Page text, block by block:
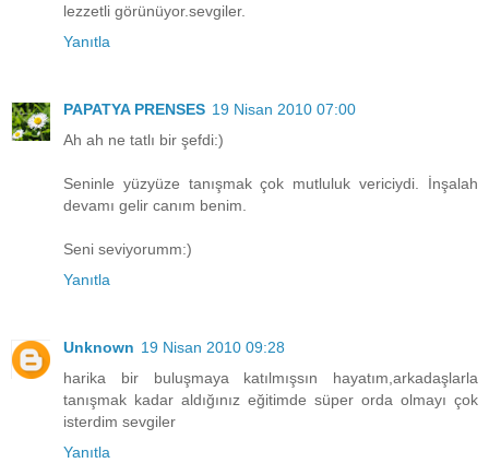
lezzetli görünüyor.sevgiler.
Yanıtla
PAPATYA PRENSES 19 Nisan 2010 07:00
Ah ah ne tatlı bir şefdi:)
Seninle yüzyüze tanışmak çok mutluluk vericiydi. İnşalah
devamı gelir canım benim.
Seni seviyorumm:)
Yanıtla
Unknown 19 Nisan 2010 09:28
harika bir buluşmaya katılmışsın hayatım,arkadaşlarla
tanışmak kadar aldığınız eğitimde süper orda olmayı çok
isterdim sevgiler
Yanıtla